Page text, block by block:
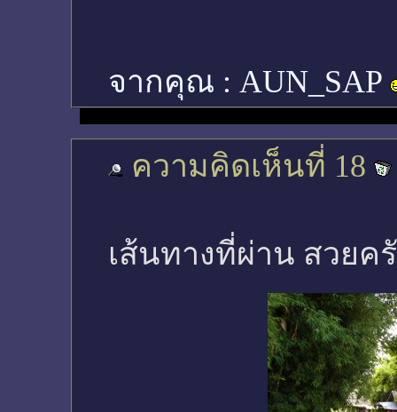
จากคุณ : AUN_SAP
ความคิดเห็นที่ 18
เส้นทางที่ผ่าน สวยค